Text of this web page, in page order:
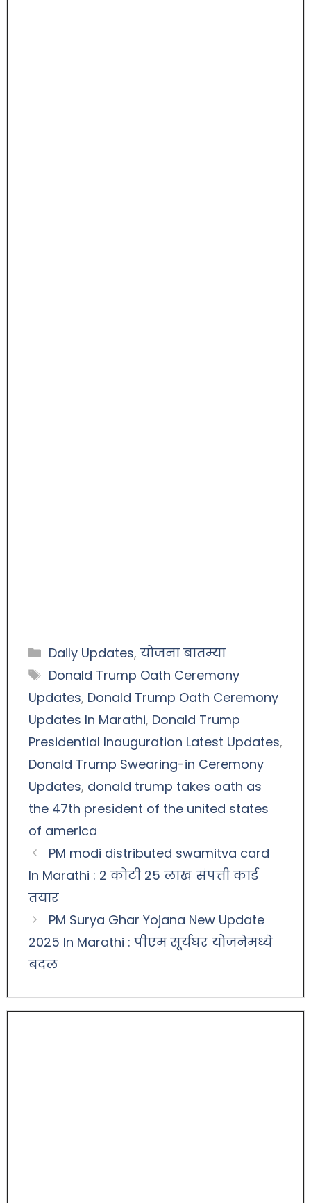
Daily Updates, योजना बातम्या
Donald Trump Oath Ceremony
Updates, Donald Trump Oath Ceremony
Updates In Marathi, Donald Trump
Presidential Inauguration Latest Updates,
Donald Trump Swearing-in Ceremony
Updates, donald trump takes oath as
the 47th president of the united states
of america
PM modi distributed swamitva card
In Marathi : 2 कोटी 25 लाख संपत्ती कार्ड
तयार
PM Surya Ghar Yojana New Update
2025 In Marathi : पीएम सूर्यघर योजनेमध्ये
बदल